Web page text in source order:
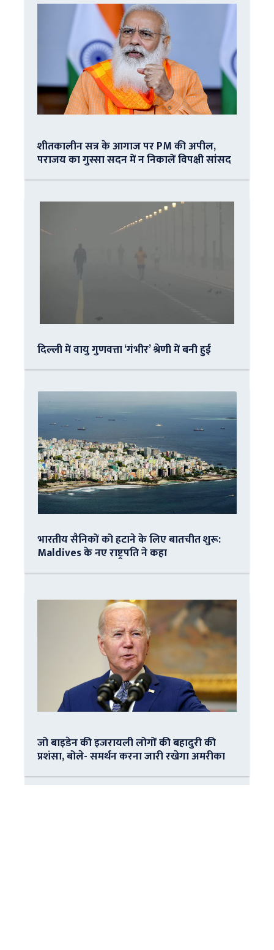
शीतकालीन सत्र के आगाज पर PM की अपील,
पराजय का गुस्सा सदन में न निकालें विपक्षी सांसद
दिल्ली में वायु गुणवत्ता ‘गंभीर’ श्रेणी में बनी हुई
भारतीय सैनिकों को हटाने के लिए बातचीत शुरू:
Maldives के नए राष्ट्रपति ने कहा
जो बाइडेन की इजरायली लोगों की बहादुरी की
प्रशंसा, बोले- समर्थन करना जारी रखेगा अमरीका